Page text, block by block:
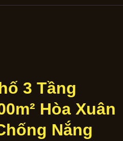
3 Tầng
Hòa Xuân
Nắng